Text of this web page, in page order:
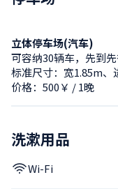
立体停车场(汽车)
可容纳30辆车，先到
标准尺寸：宽1.85m
价格：500￥ / 1晚
洗漱用品
Wi-Fi